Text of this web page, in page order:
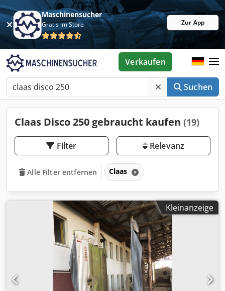
Maschinensucher
Gratis im Store Zur App
Suchen
Verkaufen
Claas Disco 250 gebraucht kaufen (19)
Filter Relevanz
Alle Filter entfernen Claas
Kleinanzeige